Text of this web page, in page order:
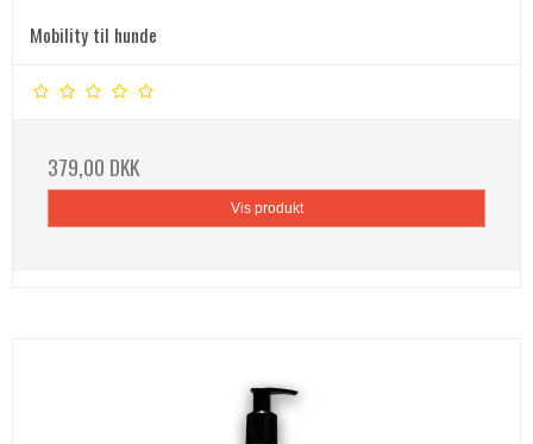
Mobility til hunde
379,00 DKK
Vis produkt